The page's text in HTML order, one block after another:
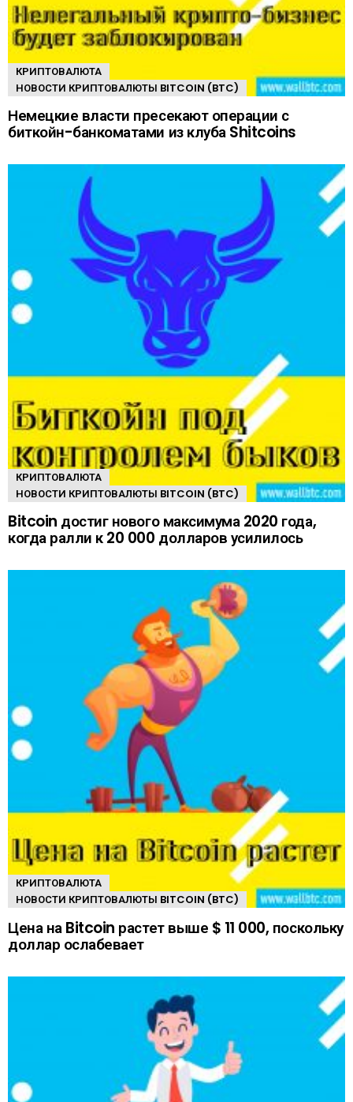
КРИПТОВАЛЮТА
НОВОСТИ КРИПТОВАЛЮТЫ BITCOIN (BTC)
Немецкие власти пресекают операции с
биткойн-банкоматами из клуба Shitcoins
КРИПТОВАЛЮТА
НОВОСТИ КРИПТОВАЛЮТЫ BITCOIN (BTC)
Bitcoin достиг нового максимума 2020 года,
когда ралли к 20 000 долларов усилилось
КРИПТОВАЛЮТА
НОВОСТИ КРИПТОВАЛЮТЫ BITCOIN (BTC)
Цена на Bitcoin растет выше $ 11 000, поскольку
доллар ослабевает